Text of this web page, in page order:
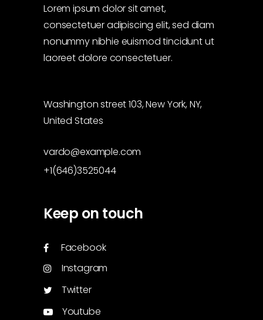
Lorem ipsum dolor sit amet,
consectetuer adipiscing elit, sed diam
nonummy nibhie euismod tincidunt ut
laoreet dolore consectetuer.
Washington street 103, New York, NY,
United States
vardo@example.com
+1(646)3525044
Keep on touch
Facebook
Instagram
Twitter
Youtube